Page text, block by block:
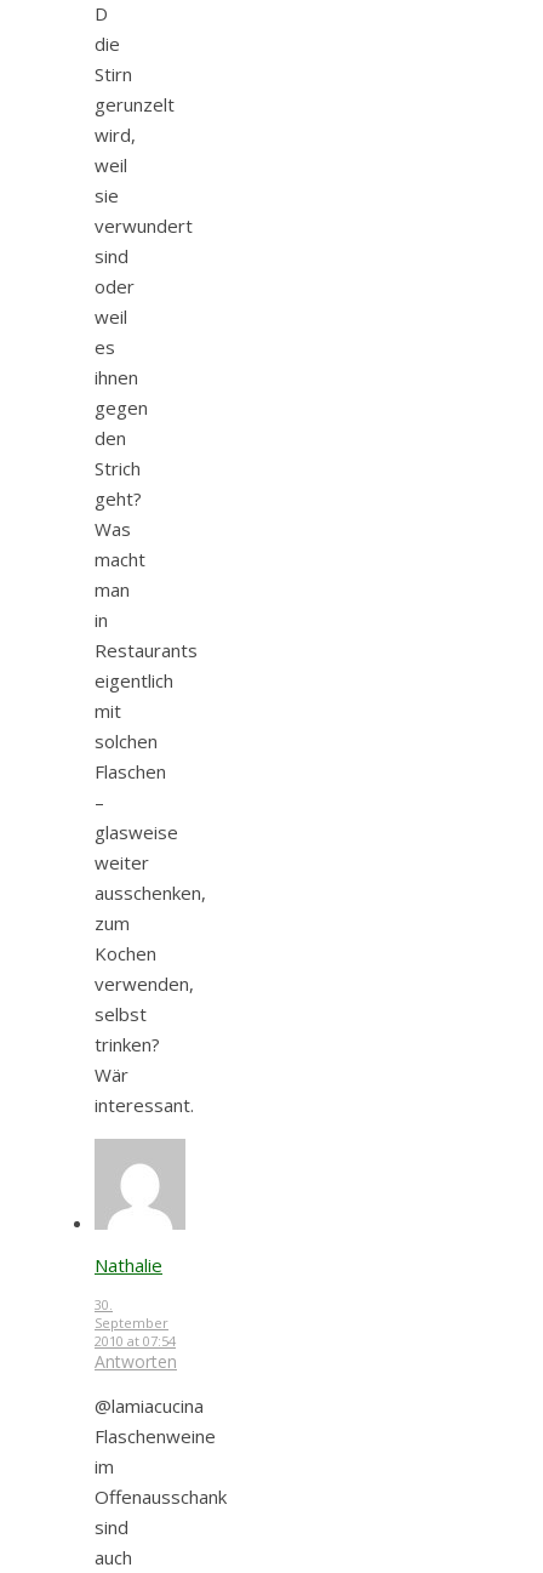
D
die
Stirn
gerunzelt
wird,
weil
sie
verwundert
sind
oder
weil
es
ihnen
gegen
den
Strich
geht?
Was
macht
man
in
Restaurants
eigentlich
mit
solchen
Flaschen
–
glasweise
weiter
ausschenken,
zum
Kochen
verwenden,
selbst
trinken?
Wär
interessant.
Nathalie
30.
September
2010 at 07:54
Antworten
@lamiacucina
Flaschenweine
im
Offenausschank
sind
auch